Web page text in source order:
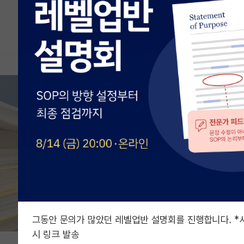
그동안 문의가 많았던 레벨업반 설명회를 진행합니다. *
시 링크 발송